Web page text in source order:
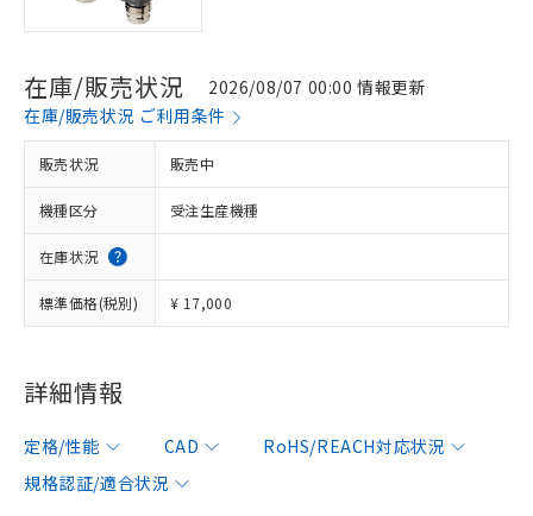
在庫/販売状況
2026/08/07 00:00 情報更新
在庫/販売状況 ご利用条件
販売状況 販売中
機種区分 受注生産機種
在庫状況
標準価格(税別) ¥ 17,000
詳細情報
定格/性能 CAD
RoHS/REACH対応状況
規格認証/適合状況